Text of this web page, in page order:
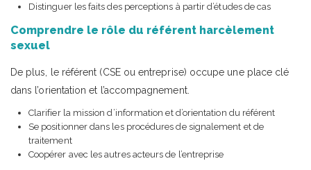
Distinguer les faits des perceptions à partir d’études de cas
Comprendre le rôle du référent harcèlement
sexuel
De plus, le référent (CSE ou entreprise) occupe une place clé
dans l’orientation et l’accompagnement.
Clarifier la mission d’information et d’orientation du référent
Se positionner dans les procédures de signalement et de
traitement
Coopérer avec les autres acteurs de l’entreprise